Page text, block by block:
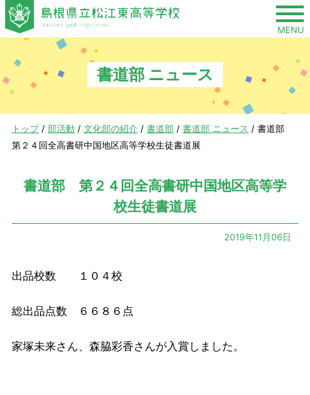
このページの本文へ
MENU
書道部 ニュース
現
在
置：
トップ/ 部活動 / 文化部の紹介 / 書道部 / 書道部 ニュース / 書道部
第２４回全高書研中国地区高等学校生徒書道展
書道部 第２４回全高書研中国地区高等学
校生徒書道展
2019年11月06日
出品校数 １０４校
総出品点数 ６６８６点
家塚未来さん、森脇彩香さんが入賞しました。